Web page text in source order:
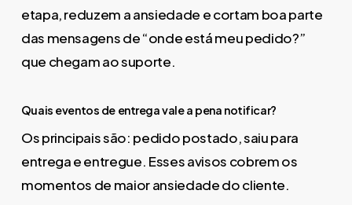
etapa, reduzem a ansiedade e cortam boa parte
das mensagens de “onde está meu pedido?”
que chegam ao suporte.
Quais eventos de entrega vale a pena notificar?
Os principais são: pedido postado, saiu para
entrega e entregue. Esses avisos cobrem os
momentos de maior ansiedade do cliente.